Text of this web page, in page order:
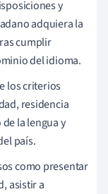
y
adquiera la
cumplir
del idioma.
los criterios
residencia
la lengua y
país.
como presentar
asistir a